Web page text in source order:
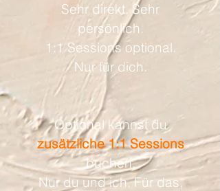
Sehr direkt. Sehr
persönlich.
1:1 Sessions optional.
Nur für dich.
Optional kannst du
zusätzliche 1:1 Sessions
buchen.
Nur du und ich. Für das,